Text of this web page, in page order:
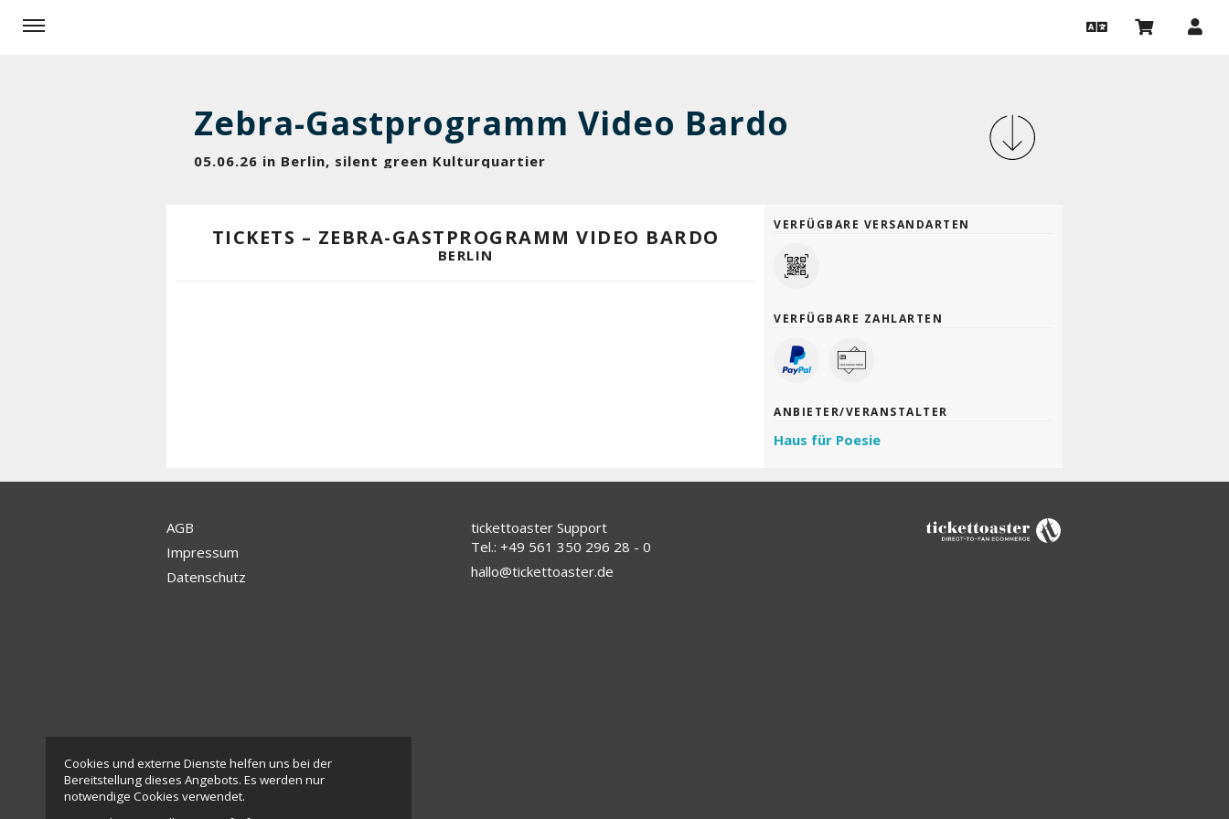
Zebra-Gastprogramm Video Bardo
05.06.26 in Berlin, silent green Kulturquartier
TICKETS – ZEBRA-GASTPROGRAMM VIDEO BARDO
BERLIN
VERFÜGBARE VERSANDARTEN
VERFÜGBARE ZAHLARTEN
ANBIETER/VERANSTALTER
Haus für Poesie
AGB
Impressum
Datenschutz
tickettoaster Support
Tel.: +49 561 350 296 28 - 0
hallo@tickettoaster.de
Cookies und externe Dienste helfen uns bei der
Bereitstellung dieses Angebots. Es werden nur
notwendige Cookies verwendet.